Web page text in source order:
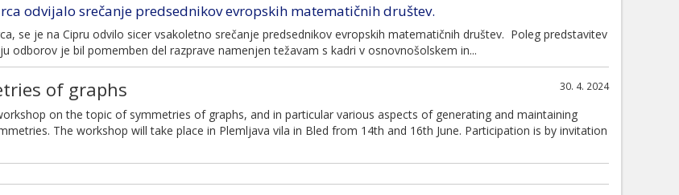
odvijalo srečanje predsednikov evropskih matematičnih društev.
se je na Cipru odvilo sicer vsakoletno srečanje predsednikov evropskih matematičnih društev. Poleg predstavitev
odborov je bil pomemben del razprave namenjen težavam s kadri v osnovnošolskem in...
30. 4. 2024
of graphs
on the topic of symmetries of graphs, and in particular various aspects of generating and maintaining
The workshop will take place in Plemljava vila in Bled from 14th and 16th June. Participation is by invitation